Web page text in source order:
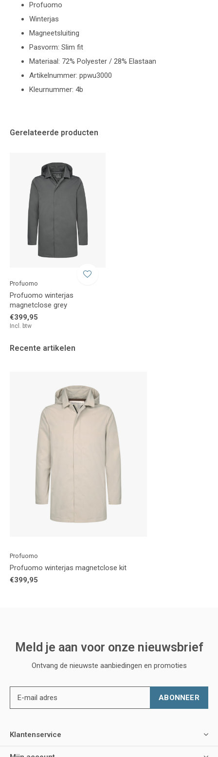
Profuomo
Winterjas
Magneetsluiting
Pasvorm: Slim fit
Materiaal: 72% Polyester / 28% Elastaan
Artikelnummer: ppwu3000
Kleurnummer: 4b
Gerelateerde producten
Profuomo
Profuomo winterjas
magnetclose grey
€399,95
Incl. btw
Recente artikelen
Profuomo
Profuomo winterjas magnetclose kit
€399,95
Meld je aan voor onze nieuwsbrief
Ontvang de nieuwste aanbiedingen en promoties
ABONNEER
Klantenservice